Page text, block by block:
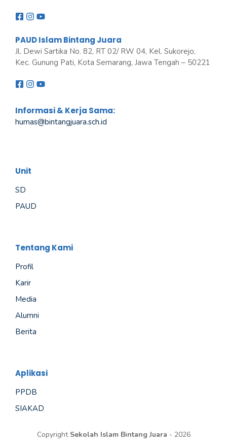
PAUD Islam Bintang Juara
Jl. Dewi Sartika No. 82, RT 02/ RW 04, Kel. Sukorejo,
Kec. Gunung Pati, Kota Semarang, Jawa Tengah – 50221
Informasi & Kerja Sama:
humas@bintangjuara.sch.id
Unit
SD
PAUD
Tentang Kami
Profil
Karir
Media
Alumni
Berita
Aplikasi
PPDB
SIAKAD
Copyright Sekolah Islam Bintang Juara - 2026